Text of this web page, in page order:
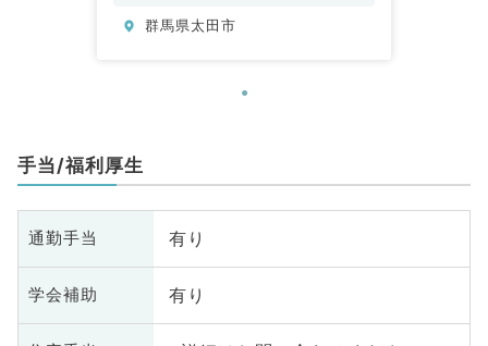
小児外科、泌尿器科、一般内科、
科、脊髄・脊椎外科
群馬県太田市
手当/福利厚生
通勤手当 有り
学会補助 有り